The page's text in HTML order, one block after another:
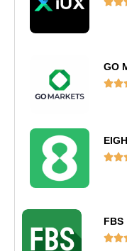
GO


FBS
